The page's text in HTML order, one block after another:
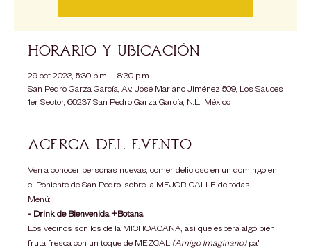
Horario y ubicación
29 oct 2023, 5:30 p.m. – 8:30 p.m.
San Pedro Garza García, Av. José Mariano Jiménez 509, Los Sauces
1er Sector, 66237 San Pedro Garza García, N.L., México
Acerca del evento
Ven a conocer personas nuevas, comer delicioso en un domingo en
el Poniente de San Pedro, sobre la MEJOR CALLE de todas.
Menú:
- Drink de Bienvenida +Botana
Los vecinos son los de la MICHOACANA, así que espera algo bien
fruta fresca con un toque de MEZCAL (Amigo Imaginario) pa'